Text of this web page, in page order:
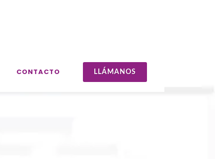
LLÁMANOS
CONTACTO